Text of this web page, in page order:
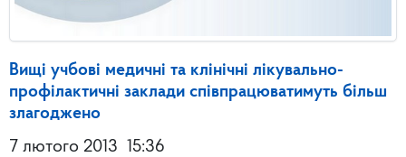
Вищі учбові медичні та клінічні лікувально-
профілактичні заклади співпрацюватимуть більш
злагоджено
7 лютого 2013 15:36